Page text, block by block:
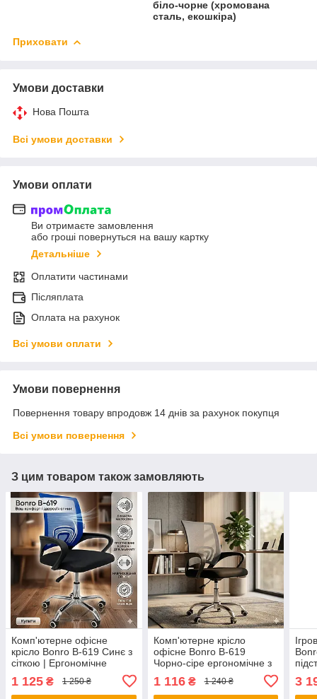
біло-чорне (хромована
сталь, екошкіра)
Приховати
Умови доставки
Нова Пошта
Всі умови доставки
Умови оплати
Ви отримаєте замовлення
або гроші повернуться на вашу картку
Детальніше
Оплатити частинами
Післяплата
Оплата на рахунок
Всі умови оплати
Умови повернення
Повернення товару впродовж 14 днів за рахунок покупця
Всі умови повернення
З цим товаром також замовляють
Комп'ютерне офісне
крісло Bonro B-619 Синє з
сіткою | Ергономічне
школяра та офісу
1 125 ₴ 1 250 ₴
Комп'ютерне крісло
офісне Bonro B-619
Чорно-сіре ергономічне з
вентильованою спинкою
для дому та роботи
1 116₴ 1 240 ₴ 3